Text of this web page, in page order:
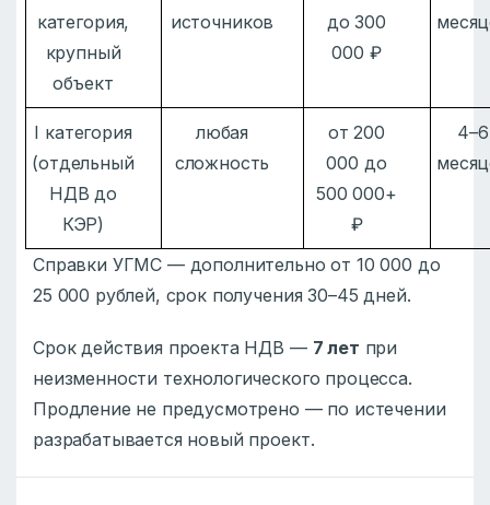
категория,
крупный
объект
источников
до 300
000 ₽
I категория
(отдельный
НДВ до
КЭР)
любая
сложность
от 200
000 до
500 000+
₽
4–6
Справки УГМС — дополнительно от 10 000 до
25 000 рублей, срок получения 30–45 дней.
Срок действия проекта НДВ — 7 лет при
неизменности технологического процесса.
Продление не предусмотрено — по истечении
разрабатывается новый проект.